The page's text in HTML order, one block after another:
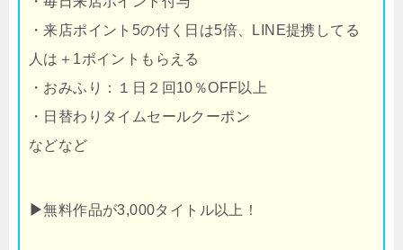
・来店ポイント5の付く日は5倍、LINE提携してる
人は＋1ポイントもらえる
・おみふり：１日２回10％OFF以上
・日替わりタイムセールクーポン
などなど
▶無料作品が3,000タイトル以上！